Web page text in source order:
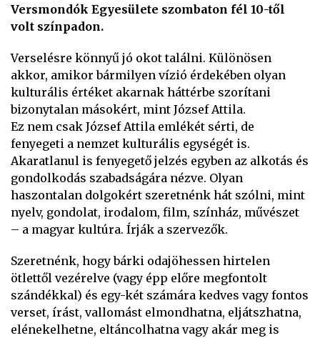
Versmondók Egyesülete szombaton fél 10-től
volt színpadon.
Verselésre könnyű jó okot találni. Különösen
akkor, amikor bármilyen vízió érdekében olyan
kulturális értéket akarnak háttérbe szorítani
bizonytalan másokért, mint József Attila.
Ez nem csak József Attila emlékét sérti, de
fenyegeti a nemzet kulturális egységét is.
Akaratlanul is fenyegető jelzés egyben az alkotás és
gondolkodás szabadságára nézve. Olyan
haszontalan dolgokért szeretnénk hát szólni, mint
nyelv, gondolat, irodalom, film, színház, művészet
– a magyar kultúra. Írják a szervezők.
Szeretnénk, hogy bárki odajöhessen hirtelen
ötlettől vezérelve (vagy épp előre megfontolt
szándékkal) és egy-két számára kedves vagy fontos
verset, írást, vallomást elmondhatna, eljátszhatna,
elénekelhetne, eltáncolhatna vagy akár meg is